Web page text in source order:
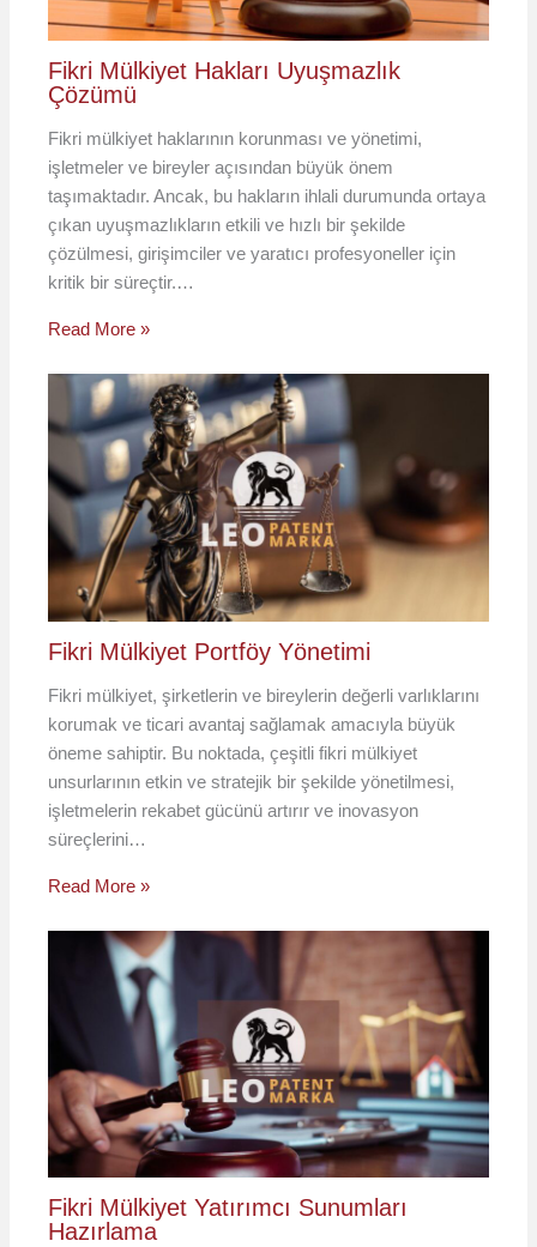
Fikri Mülkiyet Hakları Uyuşmazlık
Çözümü
Fikri mülkiyet haklarının korunması ve yönetimi,
işletmeler ve bireyler açısından büyük önem
taşımaktadır. Ancak, bu hakların ihlali durumunda ortaya
çıkan uyuşmazlıkların etkili ve hızlı bir şekilde
çözülmesi, girişimciler ve yaratıcı profesyoneller için
kritik bir süreçtir.…
Read More »
Fikri Mülkiyet Portföy Yönetimi
Fikri mülkiyet, şirketlerin ve bireylerin değerli varlıklarını
korumak ve ticari avantaj sağlamak amacıyla büyük
öneme sahiptir. Bu noktada, çeşitli fikri mülkiyet
unsurlarının etkin ve stratejik bir şekilde yönetilmesi,
işletmelerin rekabet gücünü artırır ve inovasyon
süreçlerini…
Read More »
Fikri Mülkiyet Yatırımcı Sunumları
Hazırlama